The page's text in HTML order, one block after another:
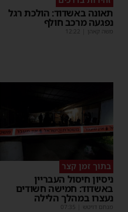
תאונה באשדוד: הולכת רגל
נפגעה מרכב חולף
משה קאהן 12:22
בתוך זמן קצר
ניסיון חיסול העבריין
באשדוד: חמישה חשודים
נעצרו במהלך הלילה
מנחם דויטש 07:35